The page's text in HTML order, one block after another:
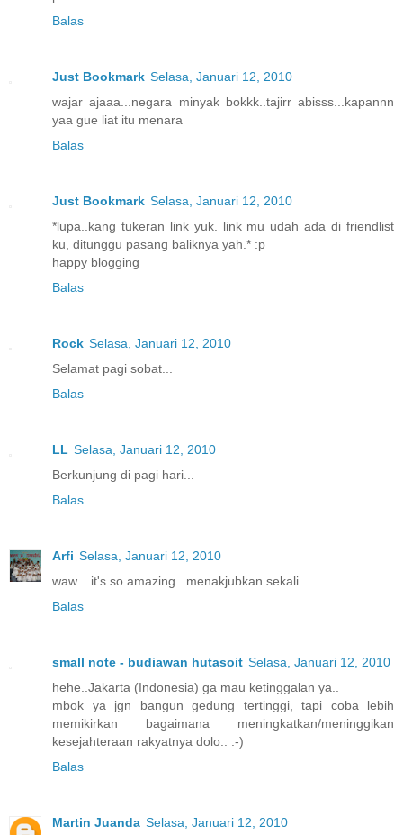
Balas
Just Bookmark Selasa, Januari 12, 2010
wajar ajaaa...negara minyak bokkk..tajirr abisss...kapannn
yaa gue liat itu menara
Balas
Just Bookmark Selasa, Januari 12, 2010
*lupa..kang tukeran link yuk. link mu udah ada di friendlist
ku, ditunggu pasang baliknya yah.* :p
happy blogging
Balas
Rock Selasa, Januari 12, 2010
Selamat pagi sobat...
Balas
LL Selasa, Januari 12, 2010
Berkunjung di pagi hari...
Balas
Arfi Selasa, Januari 12, 2010
waw....it's so amazing.. menakjubkan sekali...
Balas
small note - budiawan hutasoit Selasa, Januari 12, 2010
hehe..Jakarta (Indonesia) ga mau ketinggalan ya..
mbok ya jgn bangun gedung tertinggi, tapi coba lebih
memikirkan bagaimana meningkatkan/meninggikan
kesejahteraan rakyatnya dolo.. :-)
Balas
Martin Juanda Selasa, Januari 12, 2010